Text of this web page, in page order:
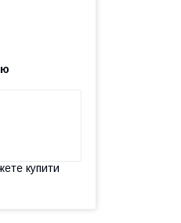
купити